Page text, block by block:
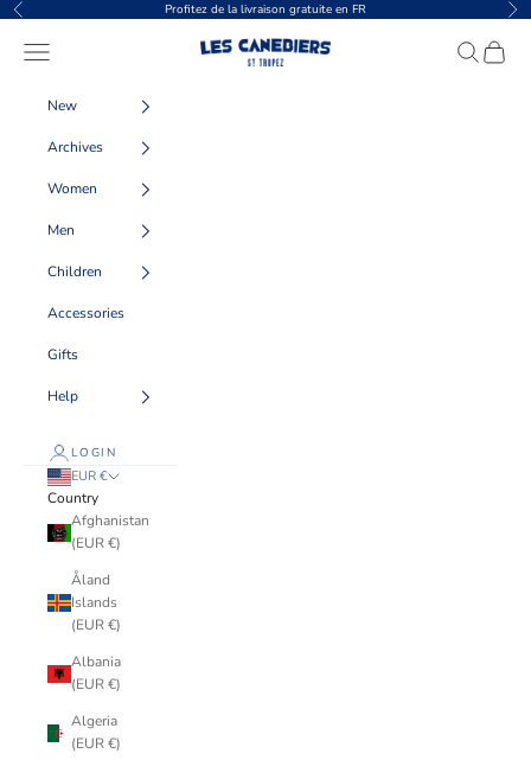
Skip to content
Previous Profitez de la livraison gratuite en FR
Les Canebiers
Navigation menu SearchCart
New
Archives
Women
Men
Children
Accessories
Gifts
Help
LOGIN
EUR €
Country
Afghanistan
(EUR €)
Åland
Islands
(EUR €)
Albania
(EUR €)
Algeria
(EUR €)